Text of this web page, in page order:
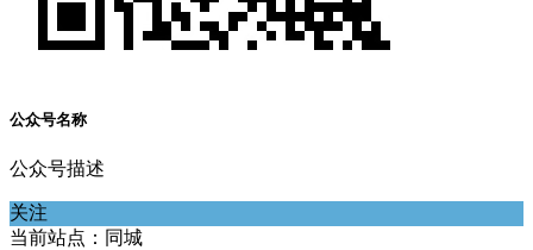
公众号名称
公众号描述
关注
当前站点：同城